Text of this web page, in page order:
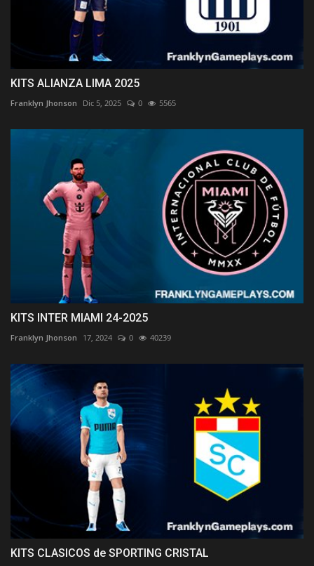
KITS ALIANZA LIMA 2025
Franklyn Jhonson Dic 5, 2025 0 5565
KITS INTER MIAMI 24-2025
Franklyn Jhonson 17, 2024 0 40239
KITS CLASICOS de SPORTING CRISTAL